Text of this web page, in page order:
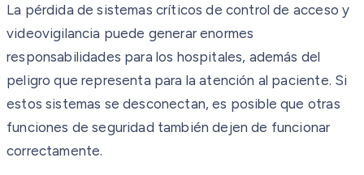
La pérdida de sistemas críticos de control de acceso y
videovigilancia puede generar enormes
responsabilidades para los hospitales, además del
peligro que representa para la atención al paciente. Si
estos sistemas se desconectan, es posible que otras
funciones de seguridad también dejen de funcionar
correctamente.